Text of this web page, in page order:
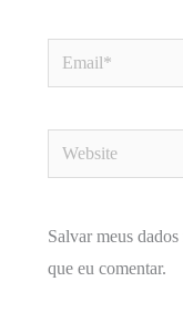
Email*
Website
Salvar meus
que eu comentar.